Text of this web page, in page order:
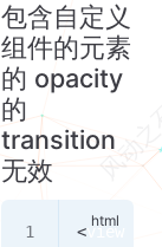
包含自定义
组件的元素
的 opacity
的
transition
无效
< view